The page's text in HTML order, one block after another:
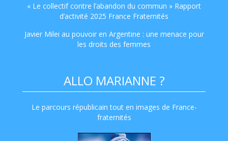
« Le collectif contre l’abandon du commun » Rapport
d’activité 2025 France Fraternités
Javier Milei au pouvoir en Argentine : une menace pour
les droits des femmes
ALLO MARIANNE ?
Le parcours républicain tout en images de France-
fraternités